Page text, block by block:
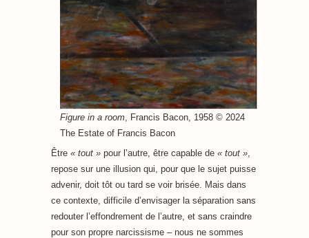
Figure in a room , Francis Bacon, 1958 © 2024
The Estate of Francis Bacon
Être « tout » pour l’autre, être capable de « tout »,
repose sur une illusion qui, pour que le sujet puisse
advenir, doit tôt ou tard se voir brisée. Mais dans
ce contexte, difficile d’envisager la séparation sans
redouter l’effondrement de l’autre, et sans craindre
pour son propre narcissisme – nous ne sommes